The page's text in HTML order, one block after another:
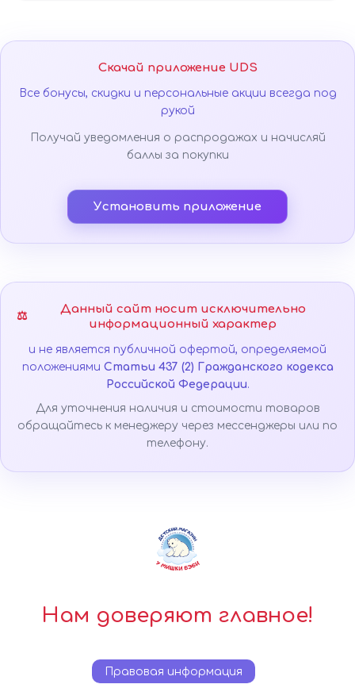
Скачай приложение UDS
Все бонусы, скидки и персональные акции всегда под
рукой
Получай уведомления о распродажах и начисляй
баллы за покупки
Установить приложение
⚖️
Данный сайт носит исключительно
информационный характер
и не является публичной офертой, определяемой
положениями Статьи 437 (2) Гражданского кодекса
Российской Федерации.
Для уточнения наличия и стоимости товаров
обращайтесь к менеджеру через мессенджеры или по
телефону.
Нам доверяют главное!
Правовая информация